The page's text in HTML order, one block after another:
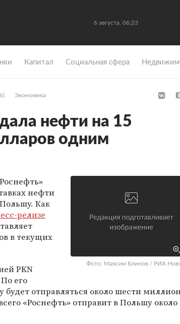
6 августа, 06:23
Капитал Социальная сфера
Экономика
нефти на 15
одним
Фото: Максим Блинов / РИА
нефти
Как
релизе
в текущих
PKN
его
отправляться около шести
«Роснефть» отправит в Польшу около